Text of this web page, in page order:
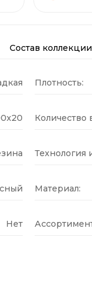
Состав коллекции
Плотность:
Количество
Технология
Материал:
Нет